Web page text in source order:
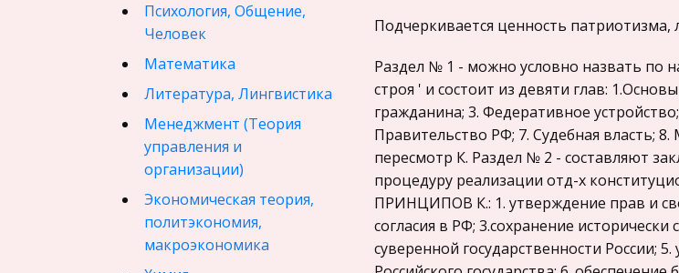
Психология, Общение,
Человек
Математика
Литература, Лингвистика
Менеджмент (Теория
управления и
организации)
Экономическая теория,
политэкономия,
макроэкономика
Подчеркивается ценность
Раздел № 1 - можно условно назвать по
строя ' и состоит из девяти глав:
гражданина; 3. Федеративное
Правительство РФ; 7. Судебная власть;
пересмотр К. Раздел № 2 - составляют
процедуру реализации отд-х
ПРИНЦИПОВ К.: 1. утверждение прав и
согласия в РФ; 3.сохранение
суверенной государственности России;